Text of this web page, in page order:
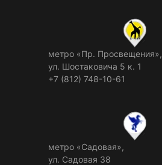
метро «Пр. Просвещения»,
ул. Шостаковича 5 к. 1
+7 (812) 748-10-61
метро «Садовая»,
ул. Садовая 38